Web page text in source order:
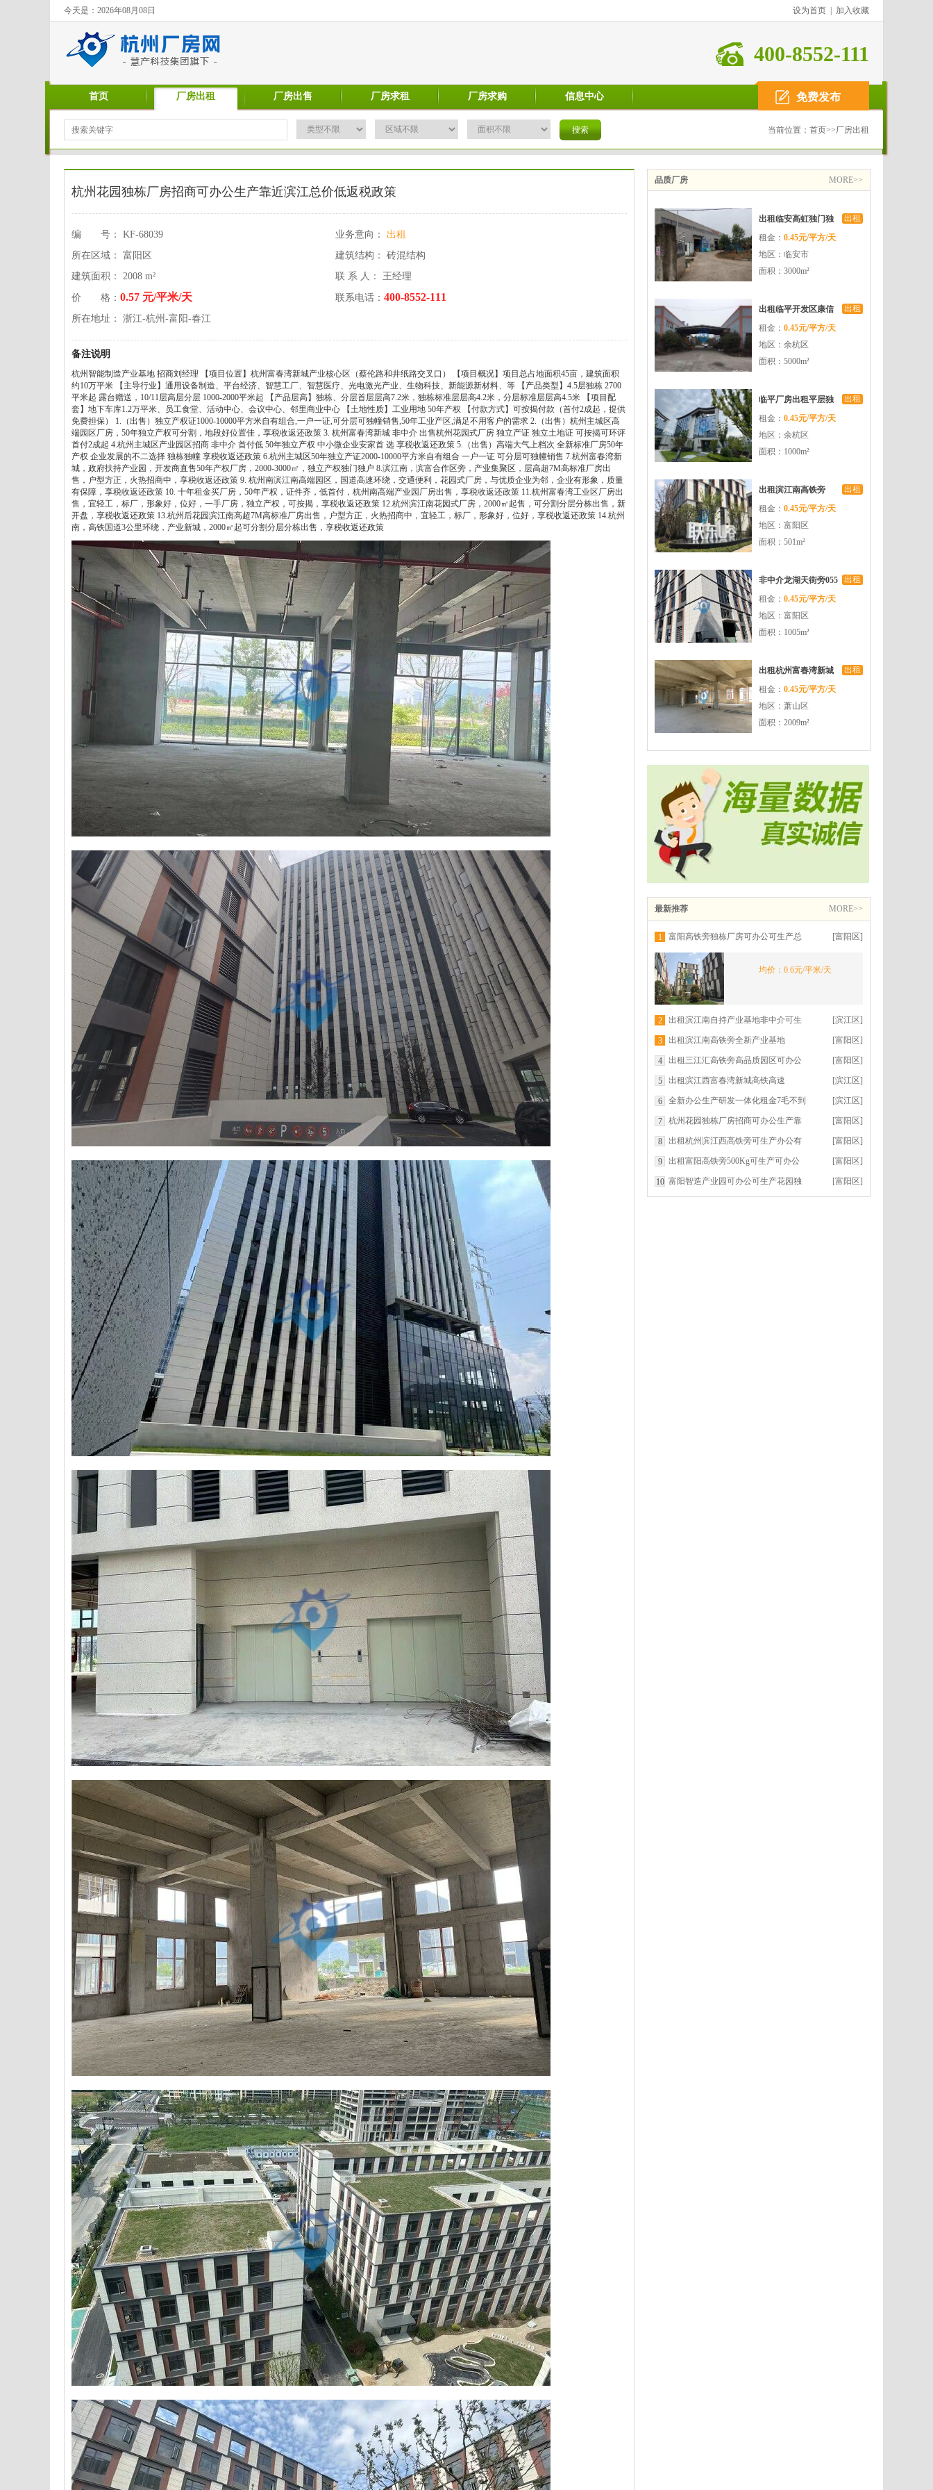
今天是：2026年08月08日 设为首页 加入收藏
400-8552-111
首页 厂房出租 厂房出售 厂房求租 厂房求购 信息中心 免费发布
当前位置： 首页>>厂房出租
杭州花园独栋厂房招商可办公生产靠近滨江总价低返税政策
编 号： KF-68039 业务意向： 出租
所在区域： 富阳区
建筑结构： 砖混结构
建筑面积： 2008 m²
联 系 人： 王经理
价 格： 0.57 元/平米/天 联系电话： 400-8552-111
所在地址： 浙江-杭州-富阳-春江
备注说明
杭州智能制造产业基地 招商刘经理 【项目位置】杭州富春湾新城产业核心区（蔡伦路和井纸路交叉口） 【项目概况】项目总占地面积45亩，建筑面积
约10万平米 【主导行业】通用设备制造、平台经济、智慧工厂、智慧医疗、光电激光产业、生物科技、新能源新材料、等 【产品类型】4.5层独栋 2700
平米起 露台赠送，10/11层高层分层 1000-2000平米起 【产品层高】独栋、分层首层层高7.2米，独栋标准层层高4.2米，分层标准层层高4.5米 【项目配
套】地下车库1.2万平米、员工食堂、活动中心、会议中心、邻里商业中心 【土地性质】工业用地 50年产权 【付款方式】可按揭付款（首付2成起，提供
免费担保） 1.（出售）独立产权证1000-10000平方米自有组合,一户一证,可分层可独幢销售,50年工业产区,满足不用客户的需求 2.（出售）杭州主城区高
端园区厂房，50年独立产权可分割，地段好位置佳，享税收返还政策 3. 杭州富春湾新城 非中介 出售杭州花园式厂房 独立产证 独立土地证 可按揭可环评
首付2成起 4.杭州主城区产业园区招商 非中介 首付低 50年独立产权 中小微企业安家首 选 享税收返还政策 5.（出售）高端大气上档次 全新标准厂房50年
产权 企业发展的不二选择 独栋独幢 享税收返还政策 6.杭州主城区50年独立产证2000-10000平方米自有组合 一户一证 可分层可独幢销售 7.杭州富春湾新
城，政府扶持产业园，开发商直售50年产权厂房，2000-3000㎡，独立产权独门独户 8.滨江南，滨富合作区旁，产业集聚区，层高超7M高标准厂房出
售，户型方正，火热招商中，享税收返还政策 9. 杭州南滨江南高端园区，国道高速环绕，交通便利，花园式厂房，与优质企业为邻，企业有形象，质量
有保障，享税收返还政策 10. 十年租金买厂房，50年产权，证件齐，低首付，杭州南高端产业园厂房出售，享税收返还政策 11.杭州富春湾工业区厂房出
售，宜轻工，标厂，形象好，位好，一手厂房，独立产权，可按揭，享税收返还政策 12.杭州滨江南花园式厂房，2000㎡起售，可分割分层分栋出售，新
开盘，享税收返还政策 13.杭州后花园滨江南高超7M高标准厂房出售，户型方正，火热招商中，宜轻工，标厂，形象好，位好，享税收返还政策 14.杭州
南，高铁国道3公里环绕，产业新城，2000㎡起可分割分层分栋出售，享税收返还政策
品质厂房 MORE>>
出租临安高虹独门独
院3000方单层厂房
出租
租金： 0.45元/平方/天
地区：临安市
面积：3000m²
出租临平开发区康信
路1楼5000方层高8米
带月台
出租
租金： 0.45元/平方/天
地区：余杭区
面积：5000m²
临平厂房出租平层独
栋多种可选共享会议
室园区配套齐全
出租
租金： 0.45元/平方/天
地区：余杭区
面积：1000m²
出租滨江南高铁旁
500kg承重可生产可办
公月1万不到返税
出租
租金： 0.45元/平方/天
地区：富阳区
面积：501m²
非中介龙湖天街旁055
块天政府补贴的园区
确实不多
出租
租金： 0.45元/平方/天
地区：富阳区
面积：1005m²
出租杭州富春湾新城
高铁旁品质园区可生
产可办公有返税政策
出租
租金： 0.45元/平方/天
地区：萧山区
面积：2009m²
最新推荐 MORE>>
1 富阳高铁旁独栋厂房可办公可生产总
部经济集聚区龙湖天街旁
[富阳区]
均价：0.6元/平米/天
2 出租滨江南自持产业基地非中介可生
产可办公即将盛大交付
[滨江区]
3 出租滨江南高铁旁全新产业基地
500Kg承重可生产办公返税优惠
[富阳区]
4 出租三江汇高铁旁高品质园区可办公
总部展示生产有返税
[富阳区]
5 出租滨江西富春湾新城高铁高速 [滨江区]
6 全新办公生产研发一体化租金7毛不到
享返税政策配套齐全
[滨江区]
7 杭州花园独栋厂房招商可办公生产靠
近滨江总价低返税政策
[富阳区]
8 出租杭州滨江西高铁旁可生产办公有
返税园区直租非中介
[富阳区]
9 出租富阳高铁旁500Kg可生产可办公
交通便利配套齐全
[富阳区]
10 富阳智造产业园可办公可生产花园独 [富阳区]